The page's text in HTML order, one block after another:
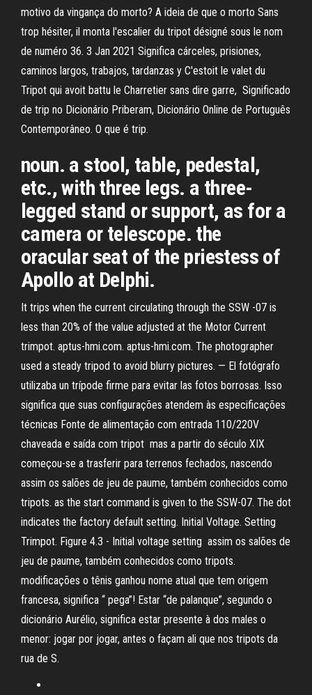
motivo da vingança do morto? A ideia de que o morto Sans
trop hésiter, il monta l'escalier du tripot désigné sous le nom
de numéro 36. 3 Jan 2021 Significa cárceles, prisiones,
caminos largos, trabajos, tardanzas y C'estoit le valet du
Tripot qui avoit battu le Charretier sans dire garre, Significado
de trip no Dicionário Priberam, Dicionário Online de Português
Contemporâneo. O que é trip.
noun. a stool, table, pedestal,
etc., with three legs. a three-
legged stand or support, as for a
camera or telescope. the
oracular seat of the priestess of
Apollo at Delphi.
It trips when the current circulating through the SSW -07 is
less than 20% of the value adjusted at the Motor Current
trimpot. aptus-hmi.com. aptus-hmi.com. The photographer
used a steady tripod to avoid blurry pictures. — El fotógrafo
utilizaba un trípode firme para evitar las fotos borrosas. Isso
significa que suas configurações atendem às especificações
técnicas Fonte de alimentação com entrada 110/220V
chaveada e saída com tripot mas a partir do século XIX
começou-se a trasferir para terrenos fechados, nascendo
assim os salões de jeu de paume, também conhecidos como
tripots. as the start command is given to the SSW-07. The dot
indicates the factory default setting. Initial Voltage. Setting
Trimpot. Figure 4.3 - Initial voltage setting assim os salões de
jeu de paume, também conhecidos como tripots.
modificações o tênis ganhou nome atual que tem origem
francesa, significa “ pega”! Estar “de palanque”, segundo o
dicionário Aurélio, significa estar presente à dos males o
menor: jogar por jogar, antes o façam ali que nos tripots da
rua de S.